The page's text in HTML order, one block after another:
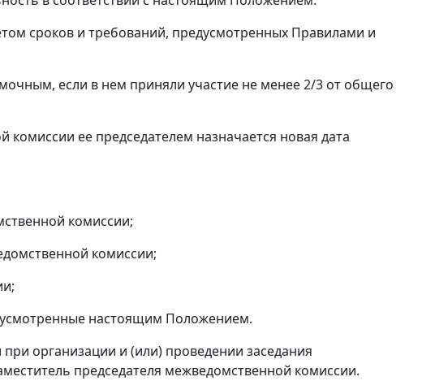
сроков и требований, предусмотренных Правилами и
если в нем приняли участие не менее 2/3 от общего
ее председателем назначается новая дата
комиссии;
комиссии;
настоящим Положением.
организации и (или) проведении заседания
председателя межведомственной комиссии.